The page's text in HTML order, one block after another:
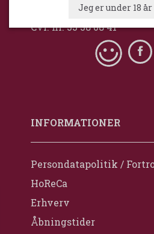
Cvr. nr. 35 38 08 41
INFORMATIONER
Persondatapolitik /
HoReCa
Erhverv
Åbningstider
Jeg er under 18 år